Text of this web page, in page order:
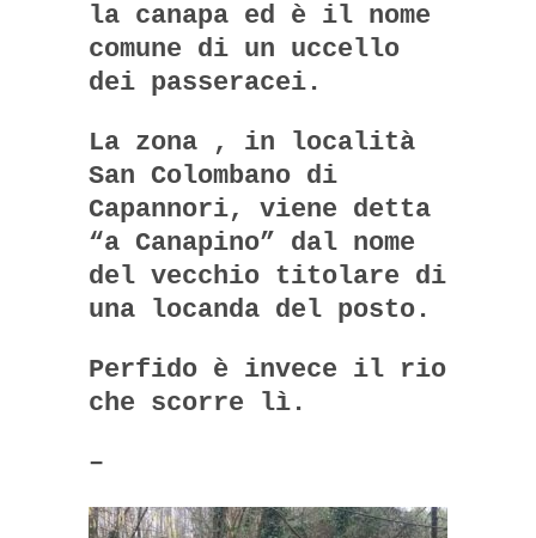
la canapa ed è il nome
comune di un uccello
dei passeracei.
La zona , in località
San Colombano di
Capannori, viene detta
“a Canapino” dal nome
del vecchio titolare di
una locanda del posto.
Perfido è invece il rio
che scorre lì.
–